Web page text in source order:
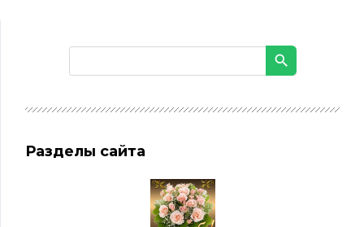
Разделы сайта